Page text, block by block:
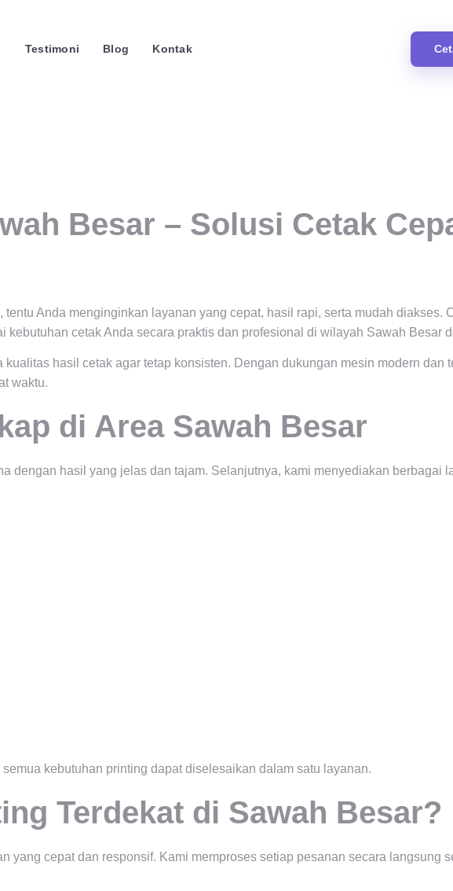
Testimoni Blog Kontak
Besar – Solusi Cetak
, tentu Anda menginginkan layanan yang cepat, hasil rapi, serta mudah diakses.
kebutuhan cetak Anda secara praktis dan profesional di wilayah Sawah Besar
hasil cetak agar tetap konsisten. Dengan dukungan mesin modern dan
waktu.
di Area Sawah Besar
dengan hasil yang jelas dan tajam. Selanjutnya, kami menyediakan berbagai
kebutuhan printing dapat diselesaikan dalam satu layanan.
Terdekat di Sawah Besar?
yang cepat dan responsif. Kami memproses setiap pesanan secara langsung